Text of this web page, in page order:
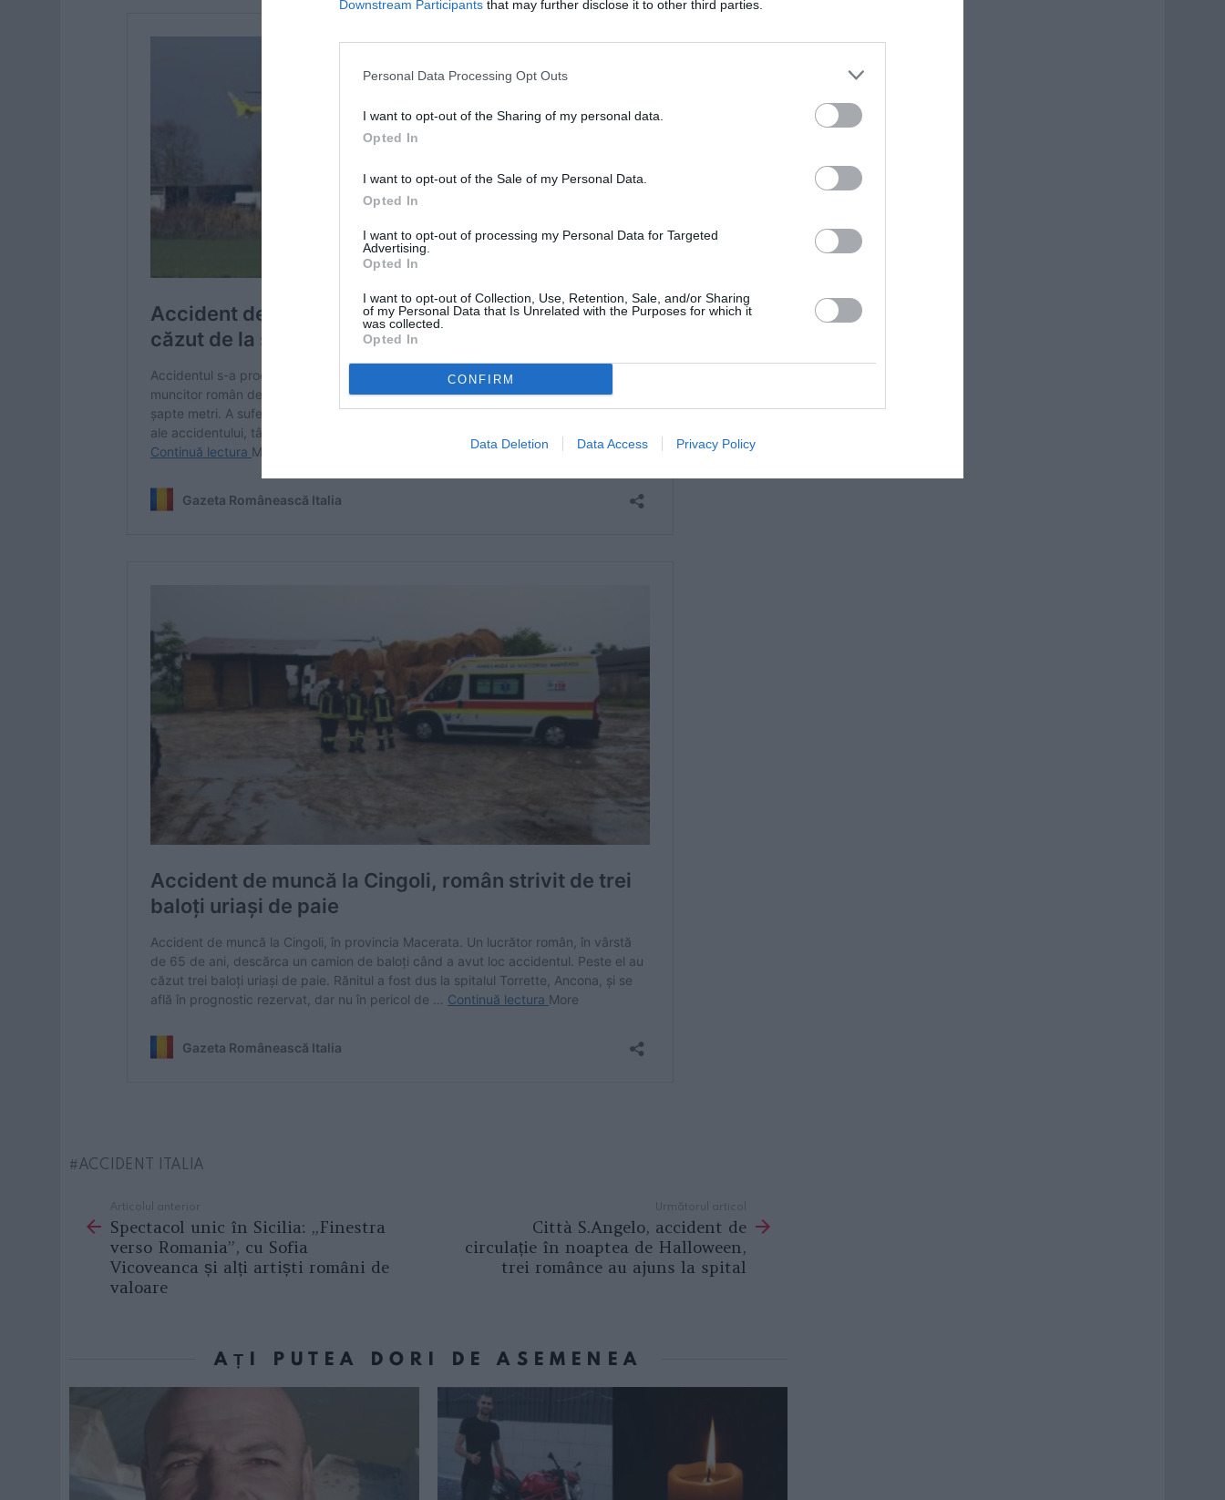
Downstream Participants that may further disclose it to other third parties.
Personal Data Processing Opt Outs
I want to opt-out of the Sharing of my personal data.
Opted In
I want to opt-out of the Sale of my Personal Data.
Opted In
I want to opt-out of processing my Personal Data for Targeted
Advertising.
Opted In
I want to opt-out of Collection, Use, Retention, Sale, and/or Sharing
of my Personal Data that Is Unrelated with the Purposes for which it
was collected.
Opted In
CONFIRM
Data Deletion Data Access Privacy Policy
ACCIDENT ITALIA
more
Articolul anterior
Spectacol unic în Sicilia: „Finestra
verso Romania”, cu Sofia
Vicoveanca și alți artiști români de
valoare
Următorul articol
Città S.Angelo, accident de
circulație în noaptea de Halloween,
trei românce au ajuns la spital
AȚI PUTEA DORI DE ASEMENEA